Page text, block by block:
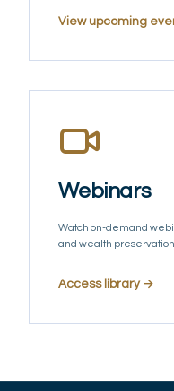
View upcoming
Webinars
Watch on-demand
and wealth preservation.
Access library →